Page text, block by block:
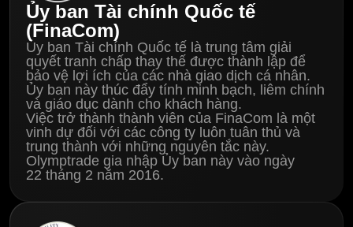
Ủy ban Tài chính Quốc tế
(FinaCom)
Ủy ban Tài chính Quốc tế là trung tâm giải
quyết tranh chấp thay thế được thành lập để
bảo vệ lợi ích của các nhà giao dịch cá nhân.
Ủy ban này thúc đẩy tính minh bạch, liêm chính
và giáo dục dành cho khách hàng.
Việc trở thành thành viên của FinaCom là một
vinh dự đối với các công ty luôn tuân thủ và
trung thành với những nguyên tắc này.
Olymptrade gia nhập Ủy ban này vào ngày
22 tháng 2 năm 2016.